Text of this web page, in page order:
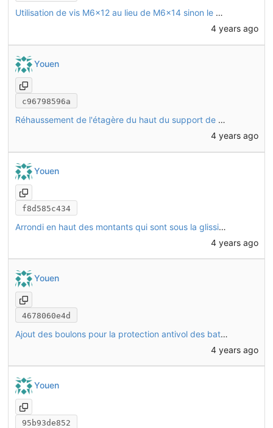
Utilisation de vis M6x12 au lieu de M6x14 sinon le boulon d'antivol de batterie dépasse trop et touche la batterie d'en dessous
4 years ago
Youen
c96798596a
Réhaussement de l'étagère du haut du support de batteries de 2mm
4 years ago
Youen
f8d585c434
Arrondi en haut des montants qui sont sous la glissière, car il n'y a pas la place de mettre des embouts de tube
4 years ago
Youen
4678060e4d
Ajout des boulons pour la protection antivol des batteries
4 years ago
Youen
95b93de852